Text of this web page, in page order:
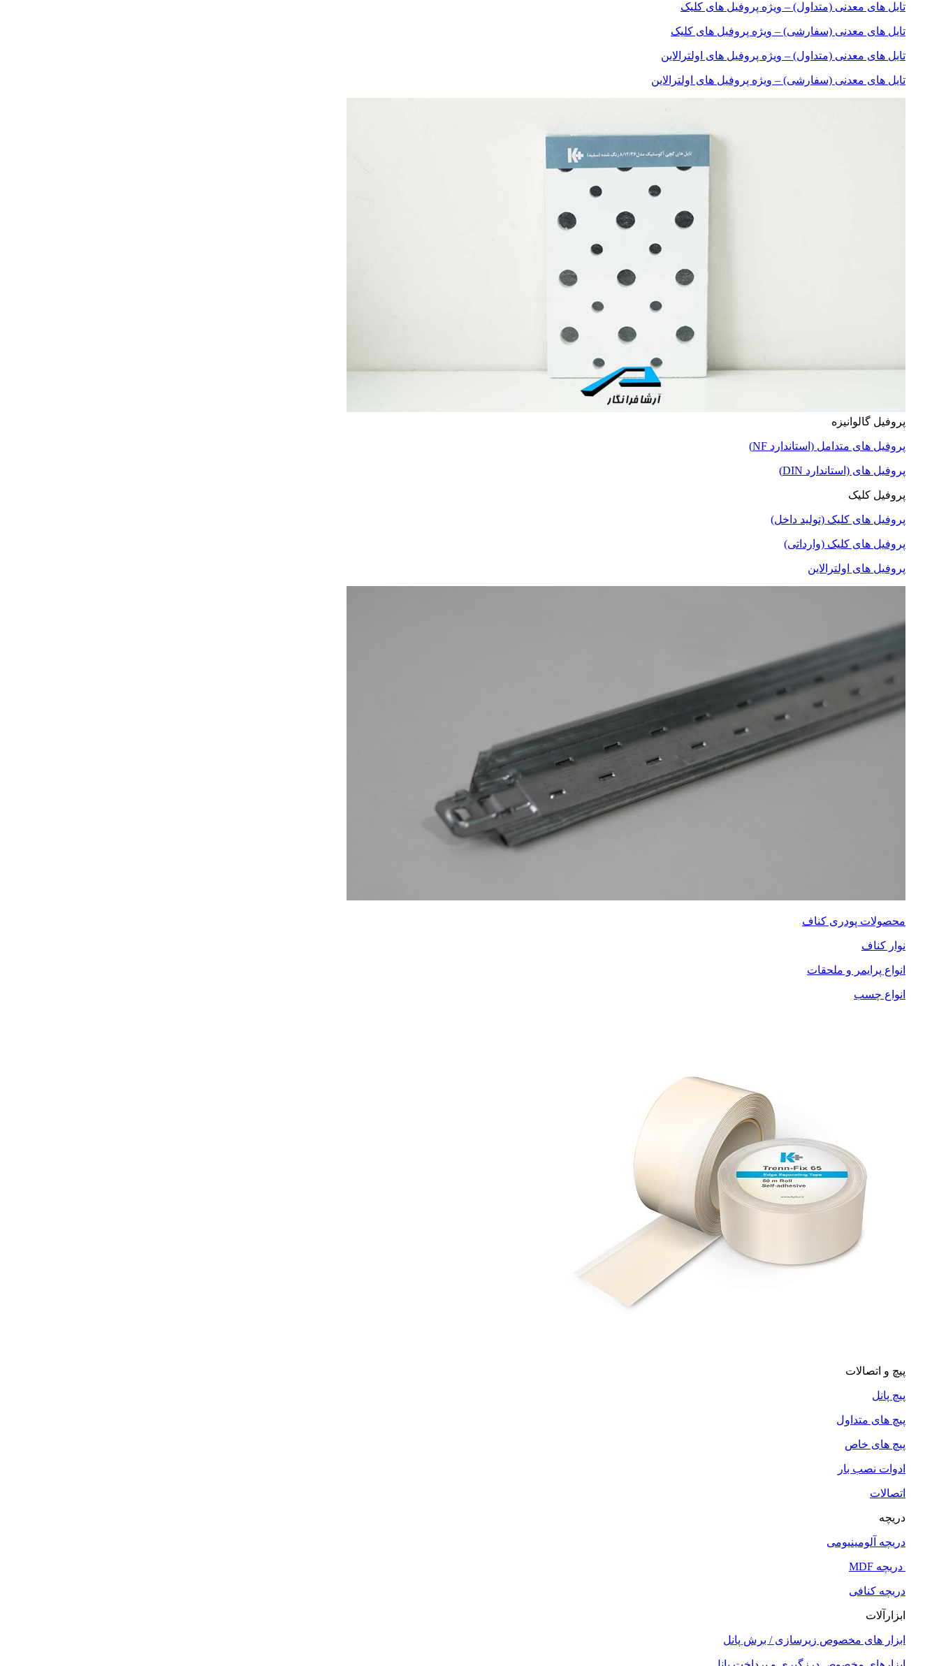
تایل های معدنی (متداول) – ویژه پروفیل های کلیک
تایل های معدنی (سفارشی) – ویژه پروفیل های کلیک
تایل های معدنی (متداول) – ویژه پروفیل های اولترالاین
تایل های معدنی (سفارشی) – ویژه پروفیل های اولترالاین
پروفیل گالوانیزه
پروفیل های متدامل (استاندارد NF)
پروفیل های (استاندارد DIN)
پروفیل کلیک
پروفیل های کلیک (تولید داخل)
پروفیل های کلیک (وارداتی)
پروفیل های اولترالاین
محصولات پودری کناف
نوار کناف
انواع پرایمر و ملحقات
انواع چسب
پیچ و اتصالات
پیچ پانل
پیچ های متداول
پیچ های خاص
ادوات نصب بار
اتصالات
دریچه
دریچه آلومینیومی
دریچه MDF
دریچه کنافی
ابزارآلات
ابزار های مخصوص زیرسازی / برش پانل